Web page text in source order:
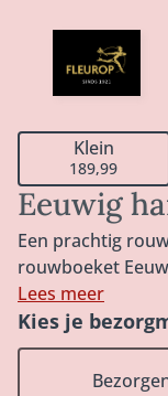
Eeuwig
Een prachtig
rouwboeket
voor natuurlijke
droogmaterialen.
samengesteld.
speciale
Lees meer
Klein
189,99
Kies je